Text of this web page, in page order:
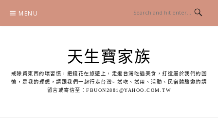
content
MENU
天生寶家族
戒除買東西的壞習慣，把錢花在旅遊上，走遍台灣吃遍美食，打造屬於我們的回
憶，是我的理想，請跟我們一起行走台灣~ 試吃、試用、活動、民宿體驗邀約請
留言或寄信至：FBUON2881@YAHOO.COM.TW